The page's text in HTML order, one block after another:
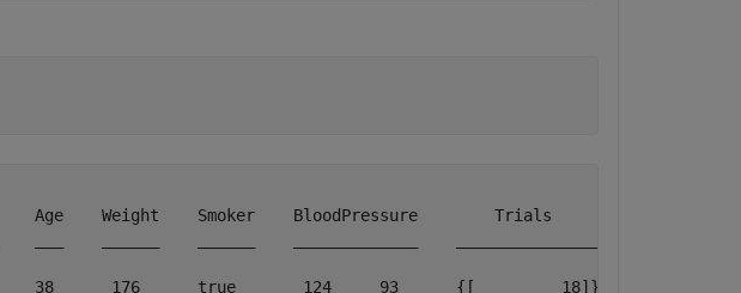
Age    Weight    Smoker    BloodPressure        Trials
38      176      true       124     93      {[         18]}